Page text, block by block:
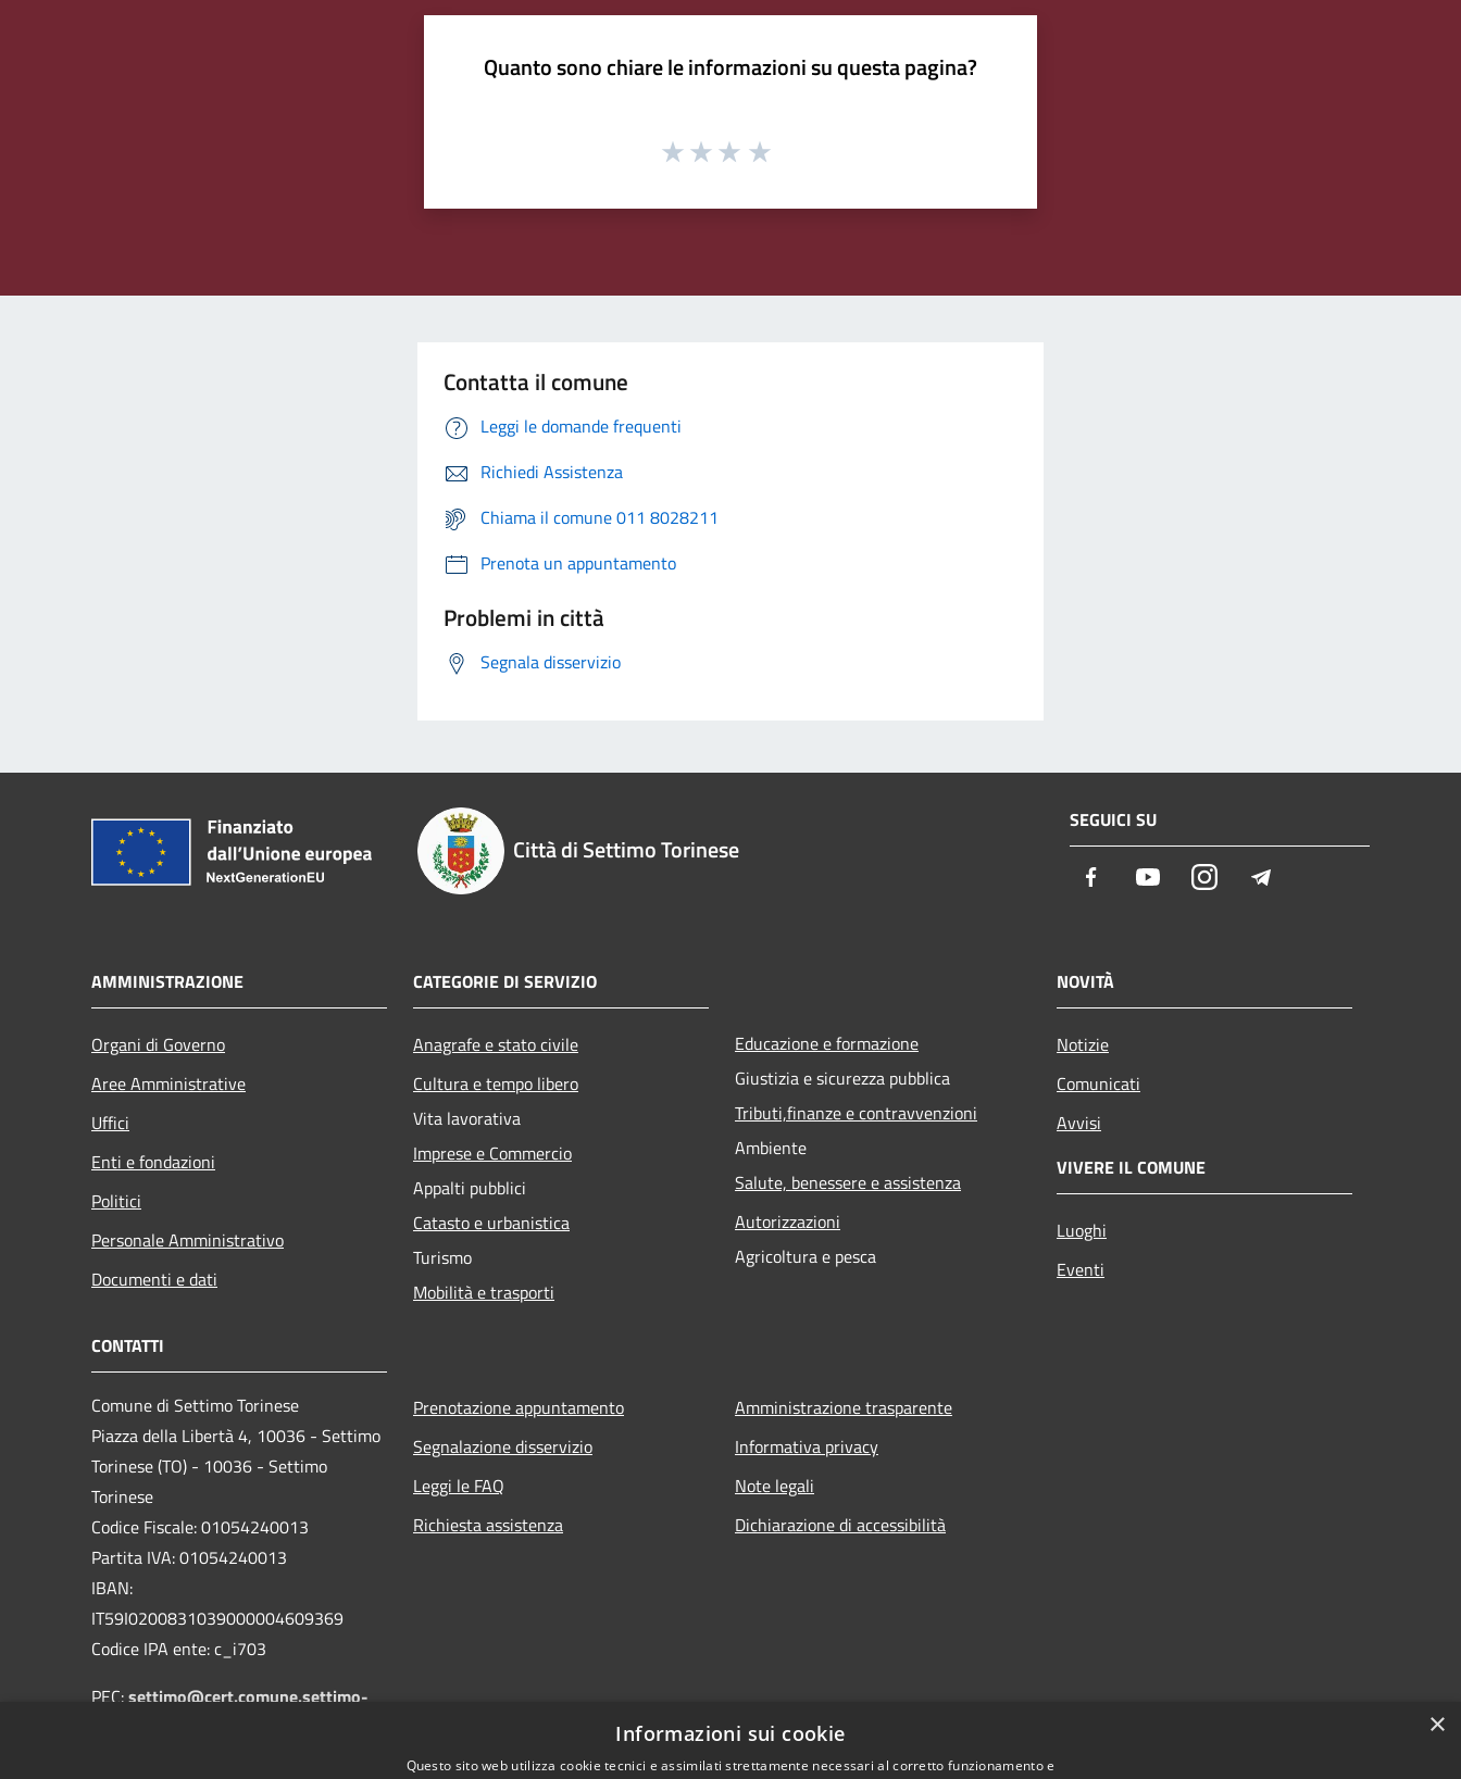
Quanto sono chiare le informazioni su questa pagina?
Contatta il comune
Leggi le domande frequenti
Richiedi Assistenza
Chiama il comune 011 8028211
Prenota un appuntamento
Problemi in città
Segnala disservizio
Città di Settimo Torinese
SEGUICI SU
Facebook YoutubeInstagram
AMMINISTRAZIONE
Organi di Governo
Aree Amministrative
Uffici
Enti e fondazioni
Politici
Personale Amministrativo
Documenti e dati
CATEGORIE DI SERVIZIO
Anagrafe e stato civile
Cultura e tempo libero
Vita lavorativa
Imprese e Commercio
Appalti pubblici
Catasto e urbanistica
Turismo
Mobilità e trasporti
Educazione e formazione
Giustizia e sicurezza pubblica
Tributi,finanze e contravvenzioni
Ambiente
Salute, benessere e assistenza
Autorizzazioni
Agricoltura e pesca
NOVITÀ
Notizie
Comunicati
Avvisi
VIVERE IL COMUNE
Luoghi
Eventi
CONTATTI
Comune di Settimo Torinese
Piazza della Libertà 4, 10036 - Settimo
Torinese (TO) - 10036 - Settimo
Torinese
Codice Fiscale: 01054240013
Partita IVA: 01054240013
IBAN:
IT59I0200831039000004609369
Codice IPA ente: c_i703
PEC:settimo@cert.comune.settimo-
Prenotazione appuntamento
Segnalazione disservizio
Leggi le FAQ
Richiesta assistenza
Amministrazione trasparente
Informativa privacy
Note legali
Dichiarazione di accessibilità
×
Informazioni sui cookie
Questo sito web utilizza cookie tecnici e assimilati strettamente necessari al corretto funzionamento e